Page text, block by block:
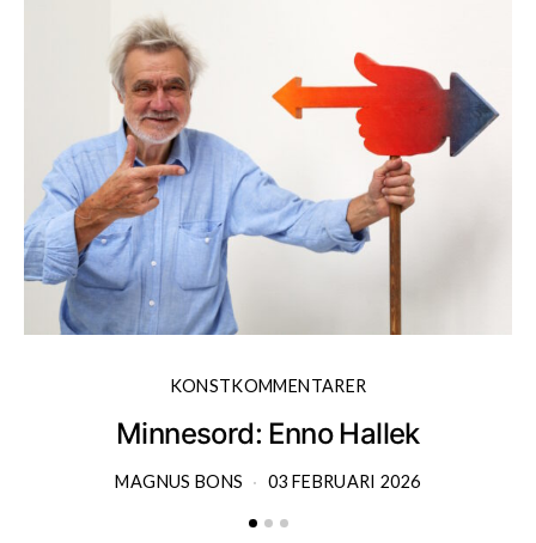
KONSTKOMMENTARER
Minnesord: Enno Hallek
MAGNUS BONS 03 FEBRUARI 2026